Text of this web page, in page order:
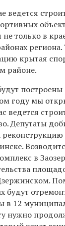
ведется
только в
региона.
крытая
районе.
году мы
ведется
Депутаты
в
будут
в 12
нужно